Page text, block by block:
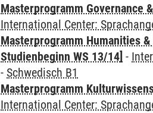
Masterprogramm Governance
International Center:
Masterprogramm Humanities
Studienbeginn WS 13/14] -
- Schwedisch B1
Masterprogramm
International Center: